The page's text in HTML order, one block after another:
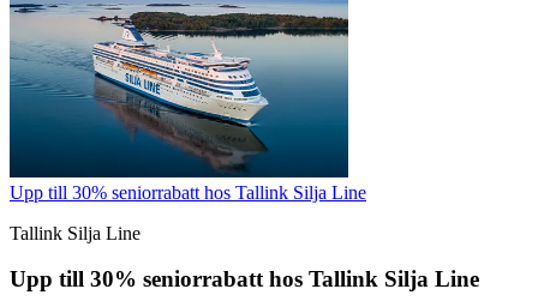
Upp till 30% seniorrabatt hos Tallink Silja Line
Tallink Silja Line
Upp till 30% seniorrabatt hos Tallink Silja Line